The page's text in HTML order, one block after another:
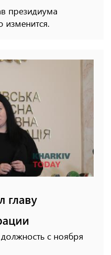
президиума
изменится.
главу
с ноября